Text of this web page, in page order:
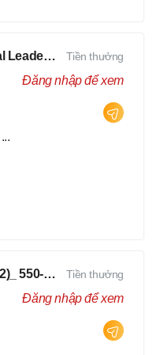
Senior Engineer / Technical Leader - N2 Tiếng Nhật - Lương upto $3000
...
Tiền thưởng
Đăng nhập để xem
Kỹ sư cầu nối (BrSE, N1/N2)_ 550-750Man
Tiền thưởng
Đăng nhập để xem